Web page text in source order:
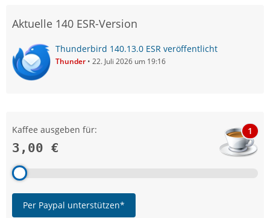
Aktuelle 140 ESR-Version
Thunderbird 140.13.0 ESR veröffentlicht
Thunder 22. Juli 2026 um 19:16
Kaffee ausgeben für:
3,00 €
1
Per Paypal unterstützen*